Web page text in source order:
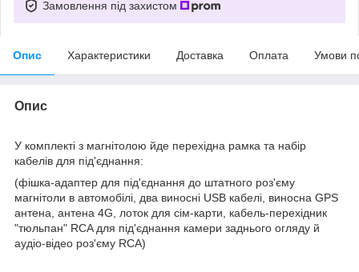
Замовлення під захистом
Опис Характеристики Доставка Оплата Умови
Опис
У комплекті з магнітолою йде перехідна рамка та набір
кабелів для під'єднання:
(фішка-адаптер для під'єднання до штатного роз'єму
магнітоли в автомобілі, два виносні USB кабелі, виносна GPS
антена, антена 4G, лоток для сім-карти, кабель-перехідник
"тюльпан" RCA для під'єднання камери заднього огляду й
аудіо-відео роз'єму RCA)